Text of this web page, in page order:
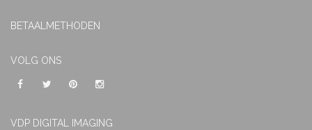
BETAALMETHODEN
VOLG ONS
VDP DIGITAL IMAGING